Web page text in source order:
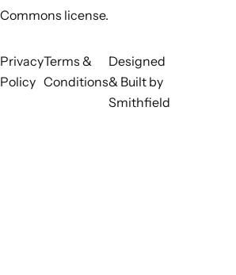
Commons license.
Privacy
Policy
Terms &
Conditions
Designed
& Built by
Smithfield